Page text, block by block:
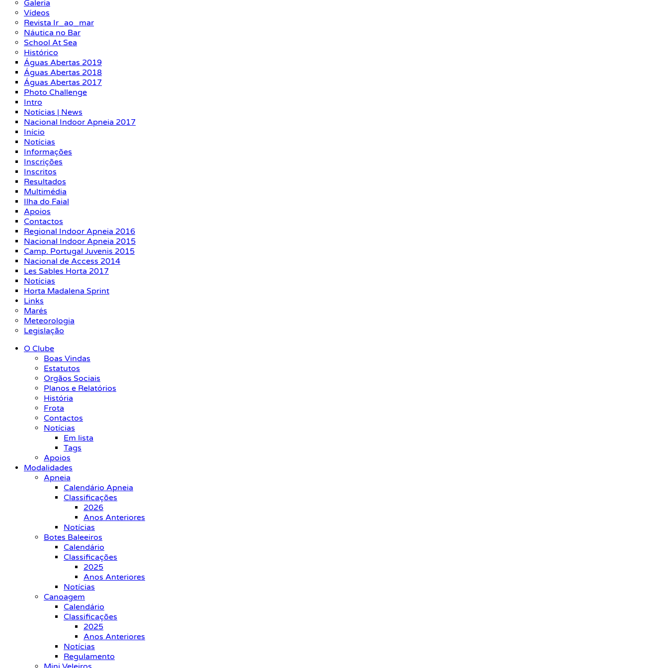
Galeria
Vídeos
Revista Ir_ao_mar
Náutica no Bar
School At Sea
Histórico
Águas Abertas 2019
Águas Abertas 2018
Águas Abertas 2017
Photo Challenge
Intro
Notícias | News
Nacional Indoor Apneia 2017
Início
Notícias
Informações
Inscrições
Inscritos
Resultados
Multimédia
Ilha do Faial
Apoios
Contactos
Regional Indoor Apneia 2016
Nacional Indoor Apneia 2015
Camp. Portugal Juvenis 2015
Nacional de Access 2014
Les Sables Horta 2017
Notícias
Horta Madalena Sprint
Links
Marés
Meteorologia
Legislação
O Clube
Boas Vindas
Estatutos
Orgãos Sociais
Planos e Relatórios
História
Frota
Contactos
Notícias
Em lista
Tags
Apoios
Modalidades
Apneia
Calendário Apneia
Classificações
2026
Anos Anteriores
Notícias
Botes Baleeiros
Calendário
Classificações
2025
Anos Anteriores
Notícias
Canoagem
Calendário
Classificações
2025
Anos Anteriores
Notícias
Regulamento